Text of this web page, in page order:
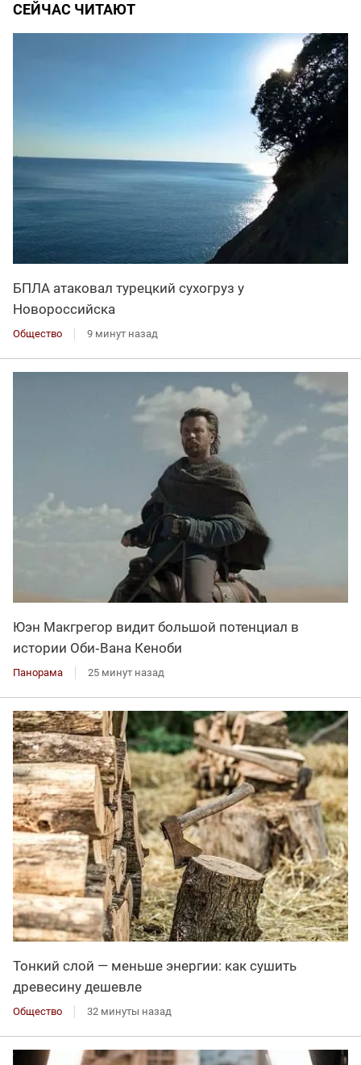
СЕЙЧАС ЧИТАЮТ
БПЛА атаковал турецкий сухогруз у
Новороссийска
Общество 9 минут назад
Юэн Макгрегор видит большой потенциал в
истории Оби‑Вана Кеноби
Панорама 25 минут назад
Тонкий слой — меньше энергии: как сушить
древесину дешевле
Общество 32 минуты назад